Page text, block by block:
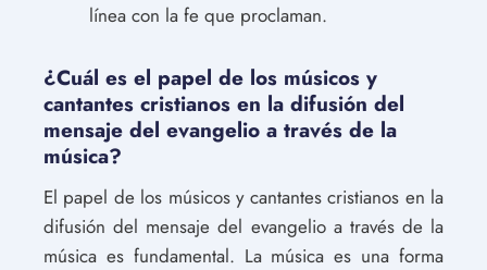
línea con la fe que proclaman.
¿Cuál es el papel de los músicos y
cantantes cristianos en la difusión del
mensaje del evangelio a través de la
música?
El papel de los músicos y cantantes cristianos en la
difusión del mensaje del evangelio a través de la
música es fundamental. La música es una forma